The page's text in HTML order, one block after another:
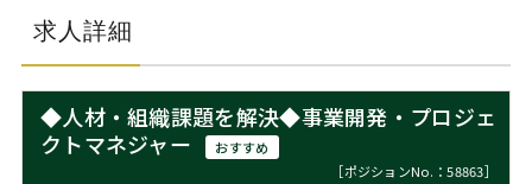
コンサルタントの紹介
ステージ別アドバイス
MBAの転職事例
職務経歴書の書き方
よくある面接Q&A集
転職市場の明日をよめ
転職成功への4つの鍵
キャリアデザインセミナー
キャリアフォーラム
主なクライアント
採用情報
求人詳細
◆人材・組織課題を解決◆事業開発・プロジェ
クトマネジャー
おすすめ
［ポジションNo.：58863］